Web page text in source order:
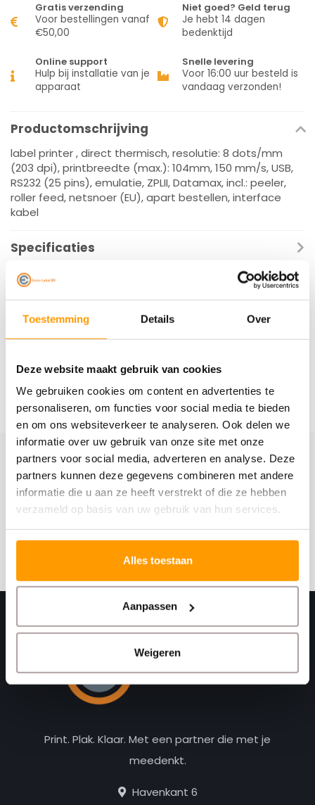
Toestemming Details Over
Deze website maakt gebruik van cookies
We gebruiken cookies om content en advertenties te
personaliseren, om functies voor social media te bieden
en om ons websiteverkeer te analyseren. Ook delen we
informatie over uw gebruik van onze site met onze
partners voor social media, adverteren en analyse. Deze
partners kunnen deze gegevens combineren met andere
informatie die u aan ze heeft verstrekt of die ze hebben
verzameld op basis van uw gebruik van hun services.
Alles toestaan
Aanpassen
Weigeren
Gratis verzending
Voor bestellingen vanaf
€50,00
Niet goed? Geld terug
Je hebt 14 dagen
bedenktijd
Online support
Hulp bij installatie van je
apparaat
Snelle levering
Voor 16:00 uur besteld is
vandaag verzonden!
Productomschrijving
label printer , direct thermisch, resolutie: 8 dots/mm
(203 dpi), printbreedte (max.): 104mm, 150 mm/s, USB,
RS232 (25 pins), emulatie, ZPLII, Datamax, incl.: peeler,
roller feed, netsnoer (EU), apart bestellen, interface
kabel
Specificaties
Reviews
Gerelateerde producten
Schrijf je hier in voor onze nieuwsbrief
Ontvang onze nieuwste aanbiedingen en
kortingscodes
Abonneer
Print. Plak. Klaar. Met een partner die met je
meedenkt.
Havenkant 6